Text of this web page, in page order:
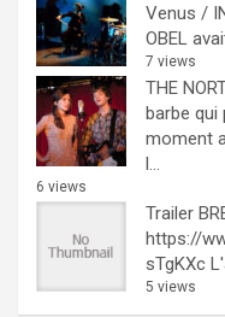
Venus /
OBEL
7 views
THE
barbe qui
moment
l...
6 views
Trailer
https://
sTgKXc
5 views